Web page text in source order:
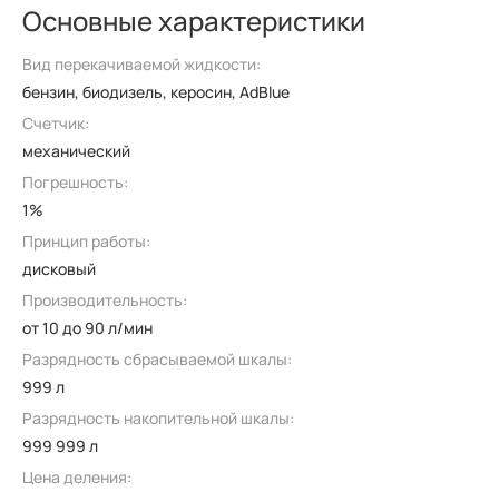
Основные характеристики
Вид перекачиваемой жидкости:
бензин, биодизель, керосин, AdBlue
Счетчик:
механический
Погрешность:
1%
Принцип работы:
дисковый
Производительность:
от 10 до 90 л/мин
Разрядность сбрасываемой шкалы:
999 л
Разрядность накопительной шкалы:
999 999 л
Цена деления: